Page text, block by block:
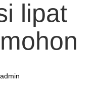
lipat
admin